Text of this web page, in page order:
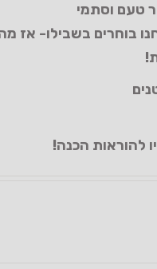
טעם וסתמי
בשבילו- אז מה
להוראות הכנה!